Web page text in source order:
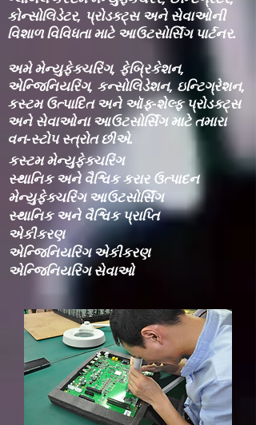
કોન્સોલિડેટર, પ્રોડક્ટ્સ અને સેવાઓની
વિશાળ વિવિધતા માટે આઉટસોર્સિંગ પાર્ટનર.
અમે મેન્યુફેક્ચરિંગ, ફેબ્રિકેશન,
એન્જિનિયરિંગ, કન્સોલિડેશન, ઇન્ટિગ્રેશન,
કસ્ટમ ઉત્પાદિત અને ઑફ-શેલ્ફ પ્રોડક્ટ્સ
અને સેવાઓના આઉટસોર્સિંગ માટે તમારા
વન-સ્ટોપ સ્ત્રોત છીએ.
કસ્ટમ મેન્યુફેક્ચરિંગ
સ્થાનિક અને વૈશ્વિક કરાર ઉત્પાદન
મેન્યુફેક્ચરિંગ આઉટસોર્સિંગ
સ્થાનિક અને વૈશ્વિક પ્રાપ્તિ
એકીકરણ​
એન્જિનિયરિંગ એકીકરણ​
એન્જિનિયરિંગ સેવાઓ